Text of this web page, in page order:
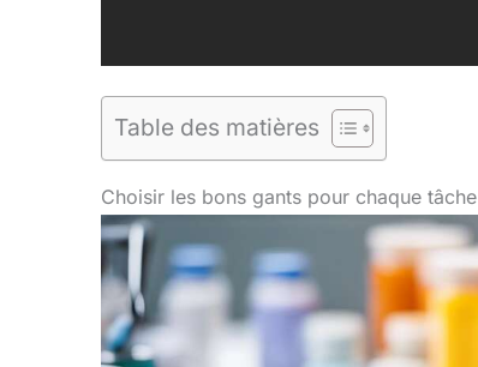
Table des matières
Choisir les bons gants pour chaque tâche